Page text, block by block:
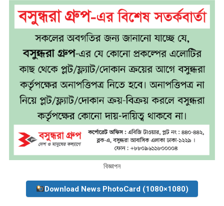
বিজ্ঞাপন
Download News PhotoCard (1080×1080)